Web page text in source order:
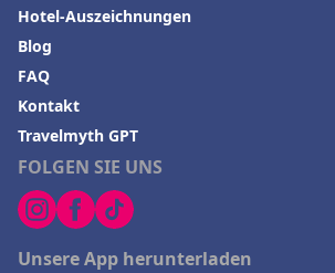
FOLGEN SIE UNS
Unsere App herunterladen
Hotel-Auszeichnungen
Blog
FAQ
Kontakt
Travelmyth GPT